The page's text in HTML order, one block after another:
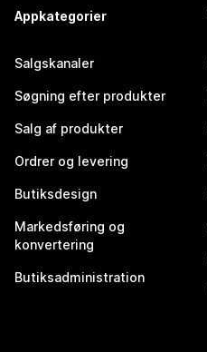
Appkategorier
Salgskanaler
Søgning efter produkter
Salg af produkter
Ordrer og levering
Butiksdesign
Markedsføring og
konvertering
Butiksadministration